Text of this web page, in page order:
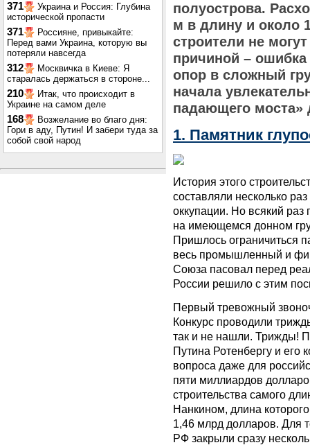
371
Украина и Россия: Глубина
исторической пропасти
371
Россияне, привыкайте:
Перед вами Украина, которую вы
потеряли навсегда
312
Москвичка в Киеве: Я
старалась держаться в стороне...
210
Итак, что происходит в
Украине на самом деле
168
Возжелание во благо дня:
Гори в аду, Путин! И забери туда за
собой свой народ
полуострова.
м в длину и около
строители не
причиной – ошибка
опор в сложный
начала
падающего моста»
1. Памятник
История этого
составляли несколько
оккупации. Но всякий раз
на имеющемся донном
Пришлось ограничиться
весь промышленный и
Союза пасовал перед
России решило с этим
Первый тревожный
Конкурс проводили
так и не нашли. Трижды!
Путина Ротенбергу и его
вопроса даже для
пяти миллиардов
строительства самого
Нанкином, длина
1,46 млрд долларов. Для
РФ закрыли сразу